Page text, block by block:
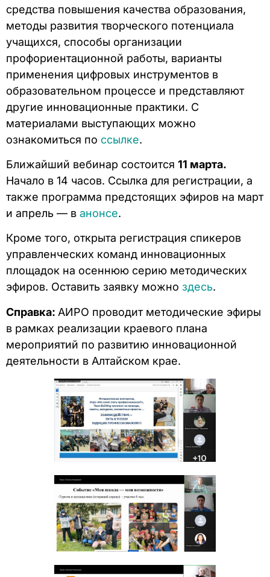
средства повышения качества образования,
методы развития творческого потенциала
учащихся, способы организации
профориентационной работы, варианты
применения цифровых инструментов в
образовательном процессе и представляют
другие инновационные практики. С
материалами выступающих можно
ознакомиться по ссылке.
Ближайший вебинар состоится 11 марта.
Начало в 14 часов. Ссылка для регистрации, а
также программа предстоящих эфиров на март
и апрель — в анонсе.
Кроме того, открыта регистрация спикеров
управленческих команд инновационных
площадок на осеннюю серию методических
эфиров. Оставить заявку можно здесь.
Справка: АИРО проводит методические эфиры
в рамках реализации краевого плана
мероприятий по развитию инновационной
деятельности в Алтайском крае.